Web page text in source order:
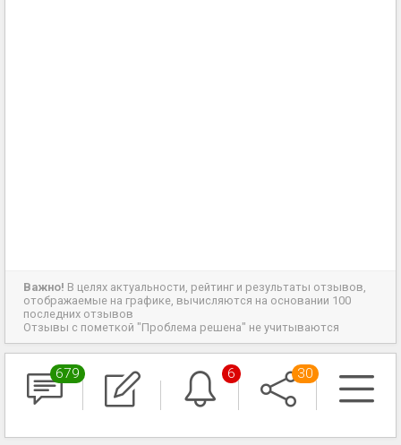
Важно! В целях актуальности, рейтинг и результаты отзывов,
отображаемые на графике, вычисляются на основании 100
последних отзывов
Отзывы с пометкой "Проблема решена" не учитываются
679 6 30